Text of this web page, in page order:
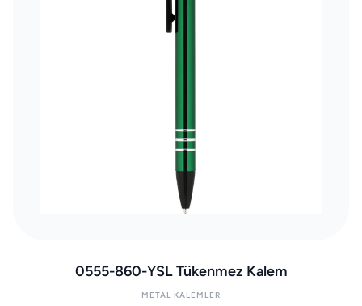
0555-860-YSL Tükenmez Kalem
METAL KALEMLER